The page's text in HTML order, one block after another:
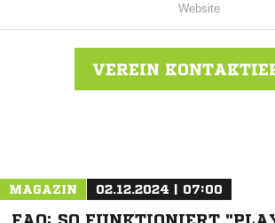
Website
VEREIN
MAGAZIN 02.12.2024 | 07:00